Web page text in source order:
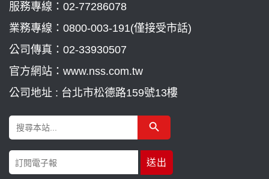
服務專線： 02-77286078
業務專線： 0800-003-191(僅接受市話)
公司傳真：02-33930507
官方網站：www.nss.com.tw
公司地址 : 台北市松德路159號13樓
Search
for:
Search Button